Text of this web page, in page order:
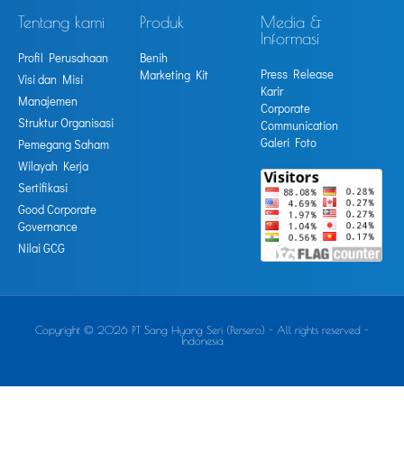
Tentang kami
Profil Perusahaan
Visi dan Misi
Manajemen
Struktur Organisasi
Pemegang Saham
Wilayah Kerja
Sertifikasi
Good Corporate
Governance
Nilai GCG
Produk
Benih
Marketing Kit
Media &
Informasi
Press Release
Karir
Corporate
Communication
Galeri Foto
Copyright © 2026 PT Sang Hyang Seri (Persero) - All rights reserved -
Indonesia